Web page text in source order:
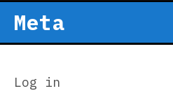
Meta
Log in